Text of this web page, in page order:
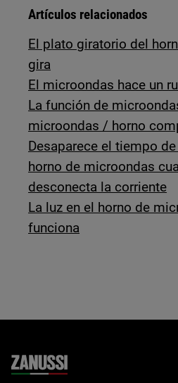
Artículos relacionados
El plato giratorio del
gira
El microondas hace un
La función de
microondas / horno
Desaparece el tiempo
horno de microondas
desconecta la corriente
La luz en el horno de
funciona